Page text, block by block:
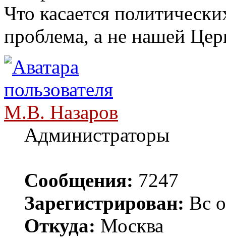
Что касается
проблема, а не нашей
М.В. Назаров
Администраторы
Сообщения: 7247
Зарегистрирован: Вс
Откуда: Москва